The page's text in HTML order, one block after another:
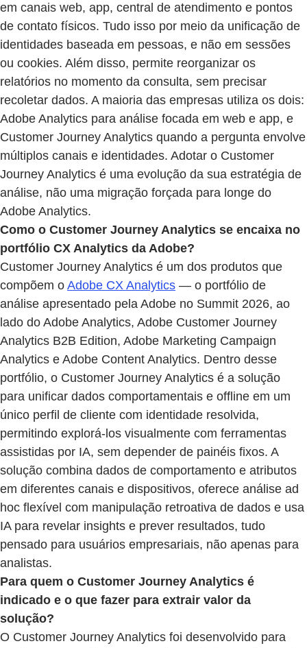
em canais web, app, central de atendimento e pontos
de contato físicos. Tudo isso por meio da unificação de
identidades baseada em pessoas, e não em sessões
ou cookies. Além disso, permite reorganizar os
relatórios no momento da consulta, sem precisar
recoletar dados. A maioria das empresas utiliza os dois:
Adobe Analytics para análise focada em web e app, e
Customer Journey Analytics quando a pergunta envolve
múltiplos canais e identidades. Adotar o Customer
Journey Analytics é uma evolução da sua estratégia de
análise, não uma migração forçada para longe do
Adobe Analytics.
Como o Customer Journey Analytics se encaixa no
portfólio CX Analytics da Adobe?
Customer Journey Analytics é um dos produtos que
compõem o Adobe CX Analytics — o portfólio de
análise apresentado pela Adobe no Summit 2026, ao
lado do Adobe Analytics, Adobe Customer Journey
Analytics B2B Edition, Adobe Marketing Campaign
Analytics e Adobe Content Analytics. Dentro desse
portfólio, o Customer Journey Analytics é a solução
para unificar dados comportamentais e offline em um
único perfil de cliente com identidade resolvida,
permitindo explorá-los visualmente com ferramentas
assistidas por IA, sem depender de painéis fixos. A
solução combina dados de comportamento e atributos
em diferentes canais e dispositivos, oferece análise ad
hoc flexível com manipulação retroativa de dados e usa
IA para revelar insights e prever resultados, tudo
pensado para usuários empresariais, não apenas para
analistas.
Para quem o Customer Journey Analytics é
indicado e o que fazer para extrair valor da
solução?
O Customer Journey Analytics foi desenvolvido para